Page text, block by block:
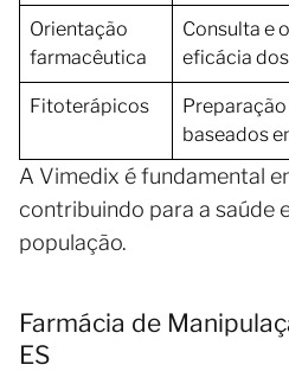
Orientação
farmacêutica
Consulta e
eficácia
Fitoterápicos
baseados
A Vimedix é fundamental
contribuindo para a saúde
população.
Farmácia de
ES